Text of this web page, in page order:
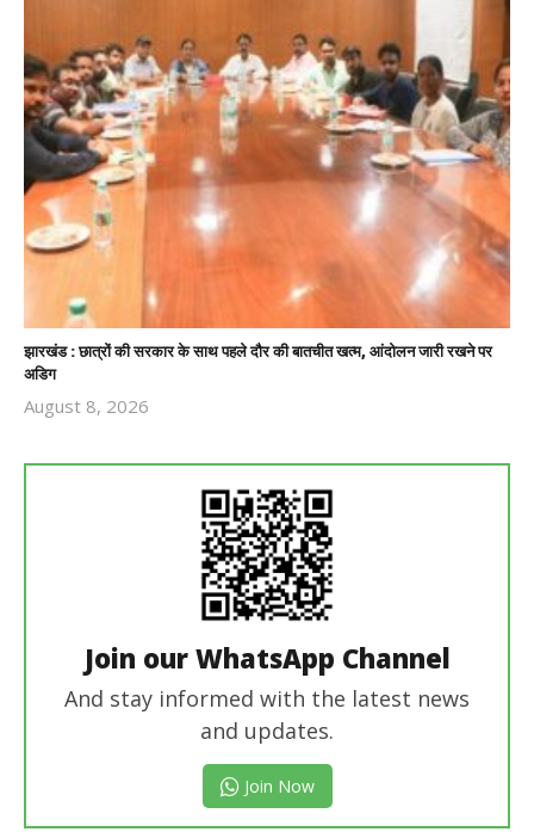
झारखंड : छात्रों की सरकार के साथ पहले दौर की बातचीत खत्म, आंदोलन जारी रखने पर
अडिग
August 8, 2026
Join our WhatsApp Channel
And stay informed with the latest news
and updates.
Join Now